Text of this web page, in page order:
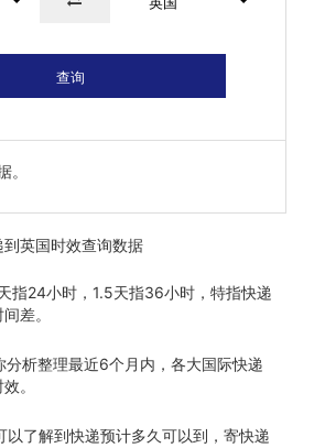
查询
。
英国时效查询数据
指24小时，1.5天指36小时，特指快递
差。
析整理最近6个月内，各大国际快递
。
以了解到快递预计多久可以到，寄快递